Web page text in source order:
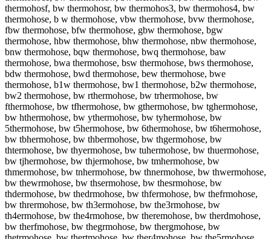
thermohosf, bw thermohosr, bw thermohos3, bw thermohos4, bw
thermohose, b w thermohose, vbw thermohose, bvw thermohose,
fbw thermohose, bfw thermohose, gbw thermohose, bgw
thermohose, hbw thermohose, bhw thermohose, nbw thermohose,
bnw thermohose, bqw thermohose, bwq thermohose, baw
thermohose, bwa thermohose, bsw thermohose, bws thermohose,
bdw thermohose, bwd thermohose, bew thermohose, bwe
thermohose, b1w thermohose, bw1 thermohose, b2w thermohose,
bw2 thermohose, bw rthermohose, bw trhermohose, bw
fthermohose, bw tfhermohose, bw gthermohose, bw tghermohose,
bw hthermohose, bw ythermohose, bw tyhermohose, bw
5thermohose, bw t5hermohose, bw 6thermohose, bw t6hermohose,
bw tbhermohose, bw thbermohose, bw thgermohose, bw
thtermohose, bw thyermohose, bw tuhermohose, bw thuermohose,
bw tjhermohose, bw thjermohose, bw tmhermohose, bw
thmermohose, bw tnhermohose, bw thnermohose, bw thwermohose,
bw thewrmohose, bw thsermohose, bw thesrmohose, bw
thdermohose, bw thedrmohose, bw thfermohose, bw thefrmohose,
bw thrermohose, bw th3ermohose, bw the3rmohose, bw
th4ermohose, bw the4rmohose, bw theremohose, bw therdmohose,
bw therfmohose, bw thegrmohose, bw thergmohose, bw